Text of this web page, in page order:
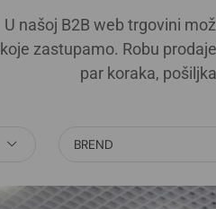
U našoj B2B web trgovini
koje zastupamo. Robu
par koraka,
BREND